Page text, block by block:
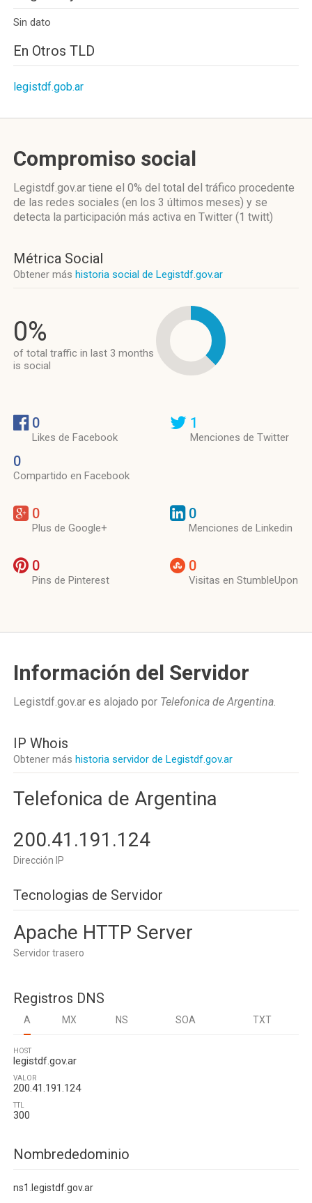
Sin dato
En Otros TLD
legistdf.gob.ar
Compromiso social
Legistdf.gov.ar tiene el 0% del total del tráfico procedente
de las redes sociales (en los 3 últimos meses) y se
detecta la participación más activa en Twitter (1 twitt)
Métrica Social
Obtener más historia social de Legistdf.gov.ar
0%
of total traffic in last 3 months
is social
0
Likes de Facebook
0
Compartido en Facebook
1
Menciones de Twitter
0
Plus de Google+
0
Menciones de Linkedin
0
Pins de Pinterest
0
Visitas en StumbleUpon
Información del Servidor
Legistdf.gov.ar es alojado por Telefonica de Argentina.
IP Whois
Obtener más historia servidor de Legistdf.gov.ar
Telefonica de Argentina
200.41.191.124
Dirección IP
Tecnologias de Servidor
Apache HTTP Server
Servidor trasero
Registros DNS
A MX NS SOA TXT
HOST
legistdf.gov.ar
VALOR
200.41.191.124
TTL
300
Nombrededominio
ns1.legistdf.gov.ar